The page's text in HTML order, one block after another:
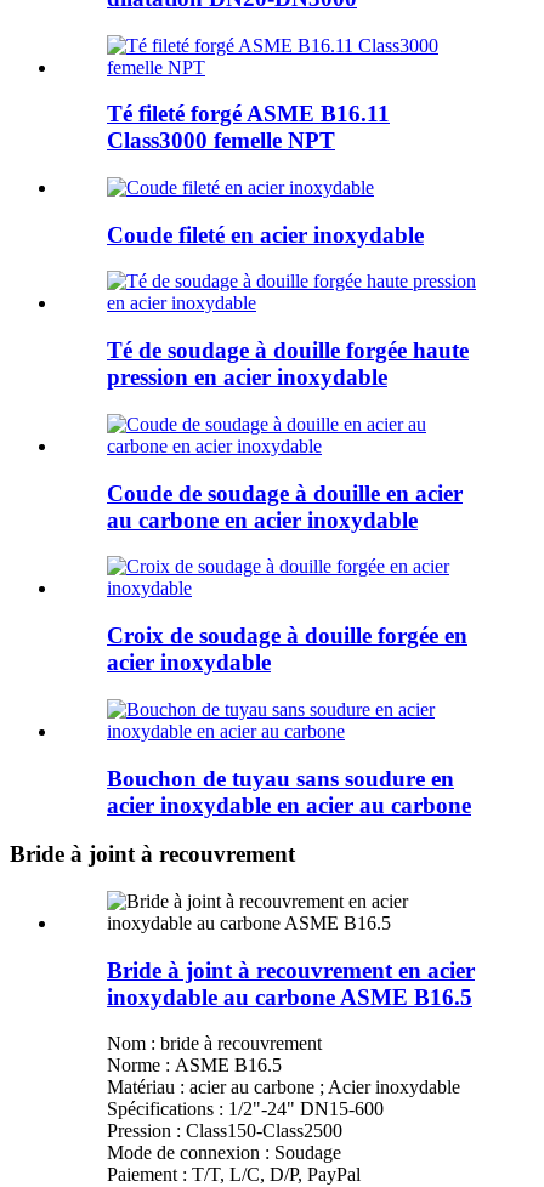
Té fileté forgé ASME B16.11
Class3000 femelle NPT
Coude fileté en acier inoxydable
Té de soudage à douille forgée haute
pression en acier inoxydable
Coude de soudage à douille en acier
au carbone en acier inoxydable
Croix de soudage à douille forgée en
acier inoxydable
Bouchon de tuyau sans soudure en
acier inoxydable en acier au carbone
Bride à joint à recouvrement
Bride à joint à recouvrement en acier
inoxydable au carbone ASME B16.5
Nom : bride à recouvrement
Norme : ASME B16.5
Matériau : acier au carbone ; Acier inoxydable
Spécifications : 1/2"-24" DN15-600
Pression : Class150-Class2500
Mode de connexion : Soudage
Paiement : T/T, L/C, D/P, PayPal